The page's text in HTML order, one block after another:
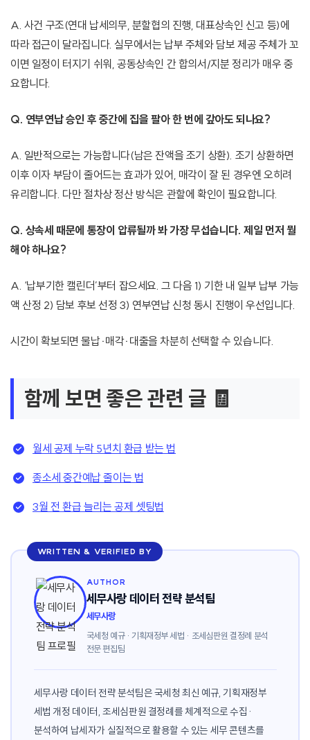
A. 사건 구조(연대 납세의무, 분할협의 진행, 대표상속인 신고 등)에
따라 접근이 달라집니다. 실무에서는 납부 주체와 담보 제공 주체가 꼬
이면 일정이 터지기 쉬워, 공동상속인 간 합의서/지분 정리가 매우 중
요합니다.
Q. 연부연납 승인 후 중간에 집을 팔아 한 번에 갚아도 되나요?
A. 일반적으로는 가능합니다(남은 잔액을 조기 상환). 조기 상환하면
이후 이자 부담이 줄어드는 효과가 있어, 매각이 잘 된 경우엔 오히려
유리합니다. 다만 절차상 정산 방식은 관할에 확인이 필요합니다.
Q. 상속세 때문에 통장이 압류될까 봐 가장 무섭습니다. 제일 먼저 뭘
해야 하나요?
A. ‘납부기한 캘린더’부터 잡으세요. 그 다음 1) 기한 내 일부 납부 가능
액 산정 2) 담보 후보 선정 3) 연부연납 신청 동시 진행이 우선입니다.
시간이 확보되면 물납·매각·대출을 차분히 선택할 수 있습니다.
함께 보면 좋은 관련 글 🧾
월세 공제 누락 5년치 환급 받는 법
종소세 중간예납 줄이는 법
3월 전 환급 늘리는 공제 셋팅법
WRITTEN & VERIFIED BY
AUTHOR
세무사랑 데이터 전략 분석팀
세무사랑
국세청 예규 · 기획재정부 세법 · 조세심판원 결정례 분석
전문 편집팀
세무사랑 데이터 전략 분석팀은 국세청 최신 예규, 기획재정부
세법 개정 데이터, 조세심판원 결정례를 체계적으로 수집·
분석하여 납세자가 실질적으로 활용할 수 있는 세무 콘텐츠를